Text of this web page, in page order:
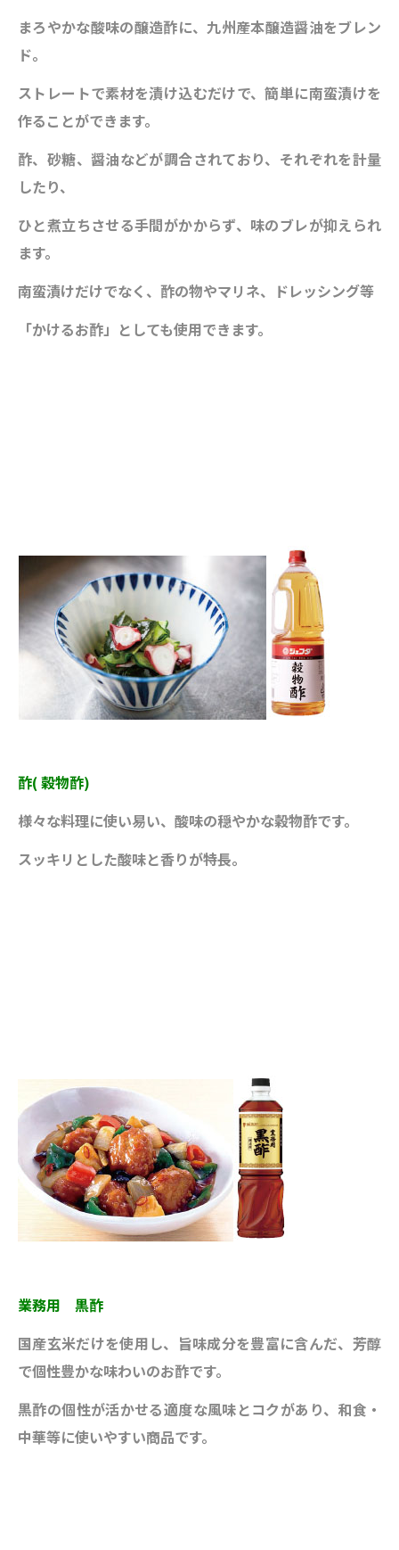
まろやかな酸味の醸造酢に、九州産本醸造醤油をブレン
ド。
ストレートで素材を漬け込むだけで、簡単に南蛮漬けを
作ることができます。
酢、砂糖、醤油などが調合されており、それぞれを計量
したり、
ひと煮立ちさせる手間がかからず、味のブレが抑えられ
ます。
南蛮漬けだけでなく、酢の物やマリネ、ドレッシング等
「かけるお酢」としても使用できます。
酢( 穀物酢)
様々な料理に使い易い、酸味の穏やかな穀物酢です。
スッキリとした酸味と香りが特長。
業務用 黒酢
国産玄米だけを使用し、旨味成分を豊富に含んだ、芳醇
で個性豊かな味わいのお酢です。
黒酢の個性が活かせる適度な風味とコクがあり、和食・
中華等に使いやすい商品です。